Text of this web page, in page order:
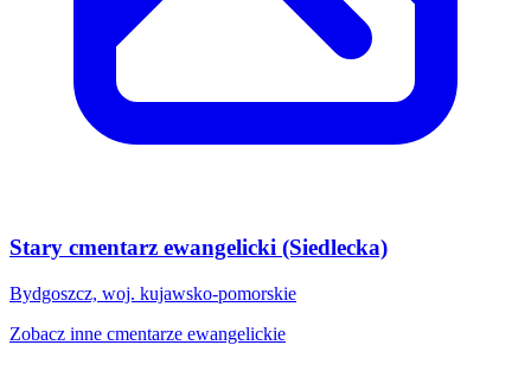
Stary cmentarz ewangelicki (Siedlecka)
Bydgoszcz, woj. kujawsko-pomorskie
Zobacz inne cmentarze ewangelickie